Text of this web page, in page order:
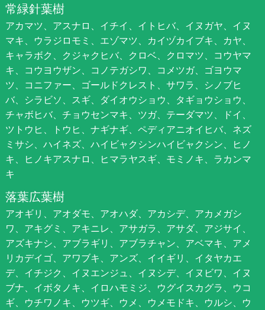
常緑針葉樹
アカマツ、アスナロ、イチイ、イトヒバ、イヌガヤ、イヌ
マキ、ウラジロモミ、エゾマツ、カイヅカイブキ、カヤ、
キャラボク、クジャクヒバ、クロベ、クロマツ、コウヤマ
キ、コウヨウザン、コノテガシワ、コメツガ、ゴヨウマ
ツ、コニファー、ゴールドクレスト、サワラ、シノブヒ
バ、シラビソ、スギ、ダイオウショウ、タギョウショウ、
チャボヒバ、チョウセンマキ、ツガ、テーダマツ、ドイ、
ツトウヒ、トウヒ、ナギナギ、ペディアニオイヒバ、ネズ
ミサシ、ハイネズ、ハイビャクシンハイビャクシン、ヒノ
キ、ヒノキアスナロ、ヒマラヤスギ、モミノキ、ラカンマ
キ
落葉広葉樹
アオギリ、アオダモ、アオハダ、アカシデ、アカメガシ
ワ、アキグミ、アキニレ、アサガラ、アサダ、アジサイ、
アズキナシ、アブラギリ、アブラチャン、アベマキ、アメ
リカデイゴ、アワブキ、アンズ、イイギリ、イタヤカエ
デ、イチジク、イヌエンジュ、イヌシデ、イヌビワ、イヌ
ブナ、イボタノキ、イロハモミジ、ウグイスカグラ、ウコ
ギ、ウチワノキ、ウツギ、ウメ、ウメモドキ、ウルシ、ウ